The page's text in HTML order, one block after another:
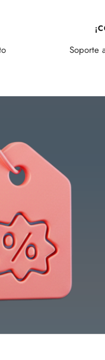
Soporte